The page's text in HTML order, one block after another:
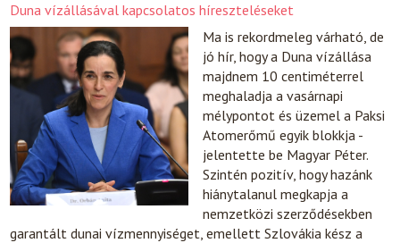
Duna vízállásával kapcsolatos híreszteléseket
Ma is rekordmeleg várható, de
jó hír, hogy a Duna vízállása
majdnem 10 centiméterrel
meghaladja a vasárnapi
mélypontot és üzemel a Paksi
Atomerőmű egyik blokkja -
jelentette be Magyar Péter.
Szintén pozitív, hogy hazánk
hiánytalanul megkapja a
nemzetközi szerződésekben
garantált dunai vízmennyiséget, emellett Szlovákia kész a